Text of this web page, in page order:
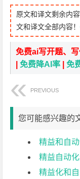
原文和译文剩余内
文和译文全部内容！
免费ai写开题、
|免费降AI率 |免
PREVIOUS
您可能感兴趣的
精益和自
精益自动
精益化和